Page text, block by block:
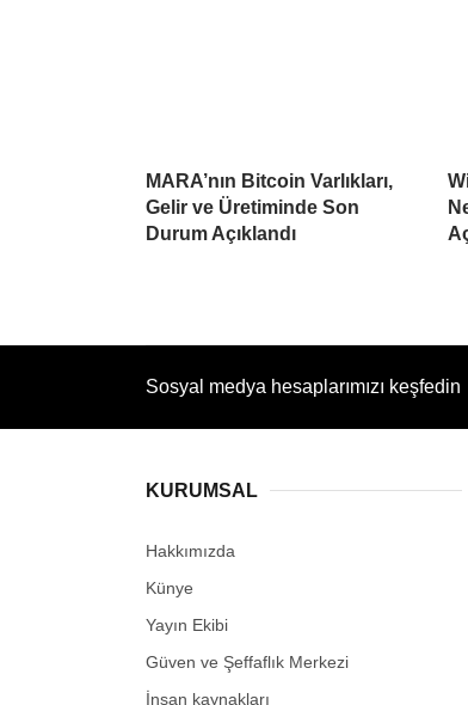
MARA’nın Bitcoin Varlıkları,
Gelir ve Üretiminde Son
Durum Açıklandı
Sosyal medya hesaplarımızı keşfedin
KURUMSAL
Hakkımızda
Künye
Yayın Ekibi
Güven ve Şeffaflık Merkezi
İnsan kaynakları